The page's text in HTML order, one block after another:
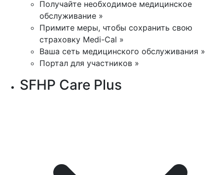
Получайте необходимое медицинское
обслуживание »
Примите меры, чтобы сохранить свою
страховку Medi-Cal »
Ваша сеть медицинского обслуживания »
Портал для участников »
SFHP Care Plus